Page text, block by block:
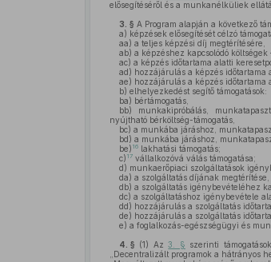
elősegítéséről és a munkanélküliek
3. § A Program alapján a következő
a) képzések elősegítését célzó
aa) a teljes képzési díj megtérítésére,
ab) a képzéshez kapcsolódó
ac) a képzés időtartama alatti
ad) hozzájárulás a képzés
ae) hozzájárulás a képzés időtartama
b) elhelyezkedést segítő támogatások:
ba) bértámogatás,
bb) munkakipróbálás,
nyújtható bérköltség-támogatás,
bc) a munkába járáshoz,
bd) a munkába járáshoz,
be) 16lakhatási támogatás;
c) 17vállalkozóvá válás támogatása;
d) munkaerőpiaci szolgáltatások
da) a szolgáltatás díjának megtérítése,
db) a szolgáltatás igénybevételéhez
dc) a szolgáltatáshoz igénybevétele
dd) hozzájárulás a szolgáltatás
de) hozzájárulás a szolgáltatás
e) a foglalkozás-egészségügyi és
4. § (1) Az3. § szerinti
„Decentralizált programok a hátrányos